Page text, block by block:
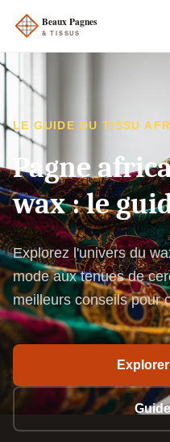
LE GUIDE DU TISSU
Pagne
wax : le
Explorez l'univers du
mode aux tenues de
meilleurs conseils pour